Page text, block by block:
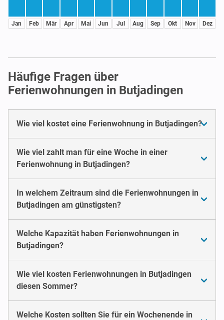
Jan Feb Mär Apr Mai Jun Jul Aug Sep Okt Nov Dez
Häufige Fragen über
Ferienwohnungen in Butjadingen
Wie viel kostet eine Ferienwohnung in Butjadingen?
Wie viel zahlt man für eine Woche in einer
Ferienwohnung in Butjadingen?
In welchem Zeitraum sind die Ferienwohnungen in
Butjadingen am günstigsten?
Welche Kapazität haben Ferienwohnungen in
Butjadingen?
Wie viel kosten Ferienwohnungen in Butjadingen
diesen Sommer?
Welche Kosten sollten Sie für ein Wochenende in